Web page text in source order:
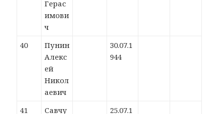
Герас
имови
ч
40
Пунин
Алекс
ей
Никол
аевич
30.07.1
944
41
Савчу
25.07.1